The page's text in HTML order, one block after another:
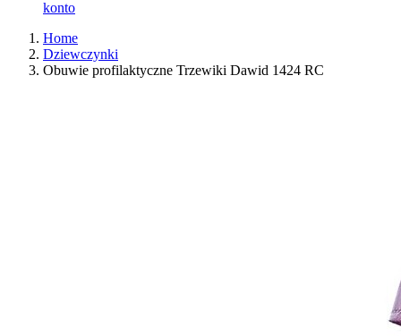
konto
Home
Dziewczynki
Obuwie profilaktyczne Trzewiki Dawid 1424 RC